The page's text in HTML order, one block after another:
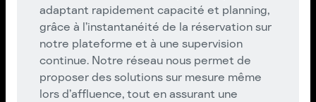
adaptant rapidement capacité et planning,
grâce à l’instantanéité de la réservation sur
notre plateforme et à une supervision
continue. Notre réseau nous permet de
proposer des solutions sur mesure même
lors d’affluence, tout en assurant une